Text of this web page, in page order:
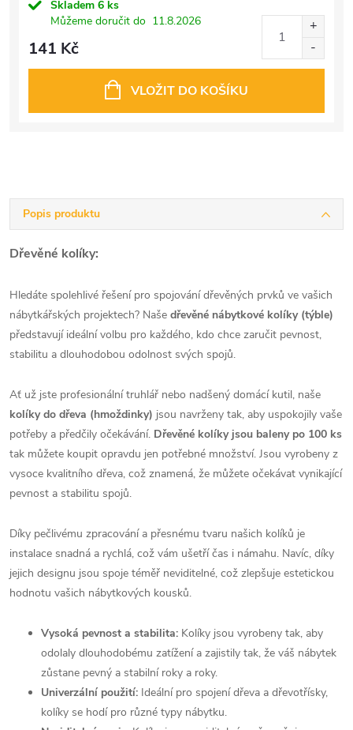
Skladem 6 ks
Můžeme doručit do 11.8.2026
141 Kč
VLOŽIT DO KOŠÍKU
Popis produktu
Dřevěné kolíky:
Hledáte spolehlivé řešení pro spojování dřevěných prvků ve vašich
nábytkářských projektech? Naše dřevěné nábytkové kolíky (týble)
představují ideální volbu pro každého, kdo chce zaručit pevnost,
stabilitu a dlouhodobou odolnost svých spojů.
Ať už jste profesionální truhlář nebo nadšený domácí kutil, naše
kolíky do dřeva (hmoždinky) jsou navrženy tak, aby uspokojily vaše
potřeby a předčily očekávání. Dřevěné kolíky jsou baleny po 100 ks
tak můžete koupit opravdu jen potřebné množství. Jsou vyrobeny z
vysoce kvalitního dřeva, což znamená, že můžete očekávat vynikající
pevnost a stabilitu spojů.
Díky pečlivému zpracování a přesnému tvaru našich kolíků je
instalace snadná a rychlá, což vám ušetří čas i námahu. Navíc, díky
jejich designu jsou spoje téměř neviditelné, což zlepšuje estetickou
hodnotu vašich nábytkových kousků.
Vysoká pevnost a stabilita: Kolíky jsou vyrobeny tak, aby
odolaly dlouhodobému zatížení a zajistily tak, že váš nábytek
zůstane pevný a stabilní roky a roky.
Univerzální použití: Ideální pro spojení dřeva a dřevotřísky,
kolíky se hodí pro různé typy nábytku.